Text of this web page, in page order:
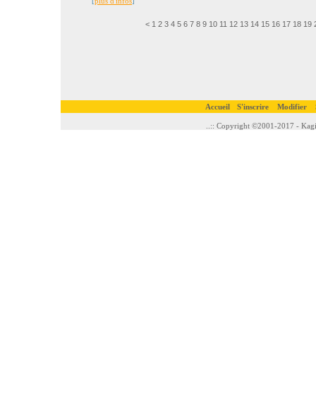
< 1 2 3 4 5 6 7 8 9 10 11 12 13 14 15 16 17 18 19
Accueil S'inscrire Modifier
..:: Copyright ©2001-2017 -